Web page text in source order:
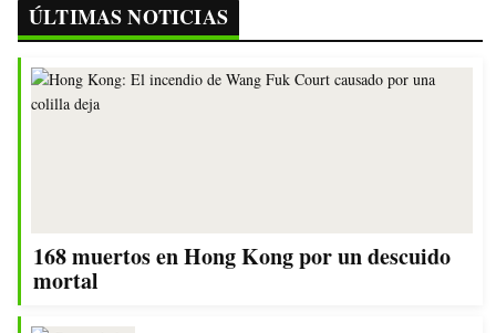
ÚLTIMAS NOTICIAS
168 muertos en Hong Kong por un descuido
mortal